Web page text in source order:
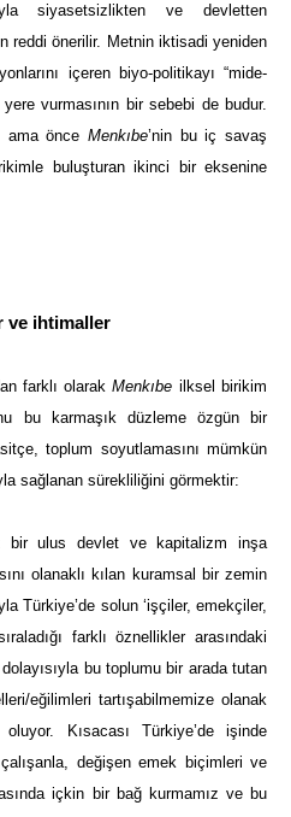
siyasetsizlikten ve devletten
reddi önerilir. Metnin iktisadi yeniden
içeren biyo-politikayı “mide-
vurmasının bir sebebi de budur.
ama önce Menkıbe’nin bu iç savaş
buluşturan ikinci bir eksenine
ve ihtimaller
farklı olarakMenkıbe ilksel birikim
bu karmaşık düzleme özgün bir
toplum soyutlamasını mümkün
sağlanan sürekliliğini görmektir:
bir ulus devlet ve kapitalizm inşa
olanaklı kılan kuramsal bir zemin
Türkiye’de solun ‘işçiler, emekçiler,
farklı öznellikler arasındaki
bu toplumu bir arada tutan
eğilimleri tartışabilmemize olanak
Kısacası Türkiye’de işinde
değişen emek biçimleri ve
içkin bir bağ kurmamız ve bu